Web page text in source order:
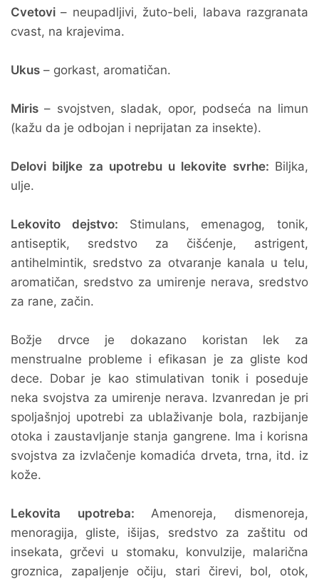
Cvetovi – neupadljivi, žuto-beli, labava razgranata
cvast, na krajevima.
Ukus – gorkast, aromatičan.
Miris – svojstven, sladak, opor, podseća na limun
(kažu da je odbojan i neprijatan za insekte).
Delovi biljke za upotrebu u lekovite svrhe: Biljka,
ulje.
Lekovito dejstvo: Stimulans, emenagog, tonik,
antiseptik, sredstvo za čišćenje, astrigent,
antihelmintik, sredstvo za otvaranje kanala u telu,
aromatičan, sredstvo za umirenje nerava, sredstvo
za rane, začin.
Božje drvce je dokazano koristan lek za
menstrualne probleme i efikasan je za gliste kod
dece. Dobar je kao stimulativan tonik i poseduje
neka svojstva za umirenje nerava. Izvanredan je pri
spoljašnjoj upotrebi za ublaživanje bola, razbijanje
otoka i zaustavljanje stanja gangrene. Ima i korisna
svojstva za izvlačenje komadića drveta, trna, itd. iz
kože.
Lekovita upotreba:Amenoreja, dismenoreja,
menoragija, gliste, išijas, sredstvo za zaštitu od
insekata, grčevi u stomaku, konvulzije, malarična
groznica, zapaljenje očiju, stari čirevi, bol, otok,